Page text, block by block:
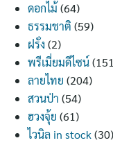
ดอกไม้ (64)
ธรรมชาติ (59)
ฝรั่ง (2)
พรีเมี่ยมดีไซน์
ลายไทย (204)
สวนป่า (54)
ฮวงจุ้ย (61)
ไวนิล in stock(30)